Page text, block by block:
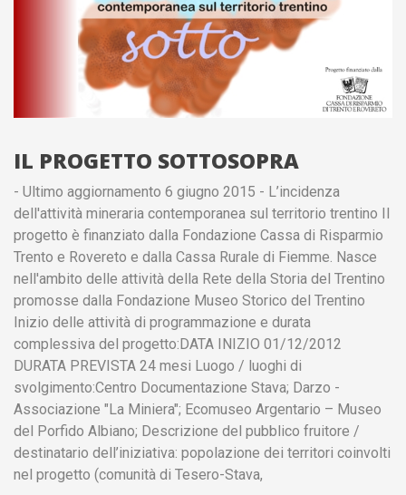
IL PROGETTO SOTTOSOPRA
- Ultimo aggiornamento 6 giugno 2015 - L’incidenza
dell'attività mineraria contemporanea sul territorio trentino Il
progetto è finanziato dalla Fondazione Cassa di Risparmio
Trento e Rovereto e dalla Cassa Rurale di Fiemme. Nasce
nell'ambito delle attività della Rete della Storia del Trentino
promosse dalla Fondazione Museo Storico del Trentino
Inizio delle attività di programmazione e durata
complessiva del progetto:DATA INIZIO 01/12/2012
DURATA PREVISTA 24 mesi Luogo / luoghi di
svolgimento:Centro Documentazione Stava; Darzo -
Associazione "La Miniera"; Ecomuseo Argentario – Museo
del Porfido Albiano; Descrizione del pubblico fruitore /
destinatario dell’iniziativa: popolazione dei territori coinvolti
nel progetto (comunità di Tesero-Stava,